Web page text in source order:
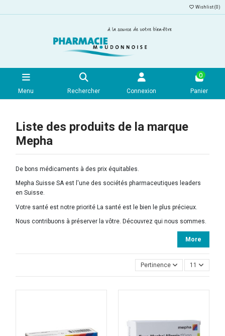
Wishlist (0)
Menu Rechercher Connexion
0
Panier
Liste des produits de la marque
Mepha
De bons médicaments à des prix équitables.
Mepha Suisse SA est l'une des sociétés pharmaceutiques leaders
en Suisse.
Votre santé est notre priorité La santé est le bien le plus précieux.
Nous contribuons à préserver la vôtre. Découvrez qui nous sommes.
More
Pertinence 11